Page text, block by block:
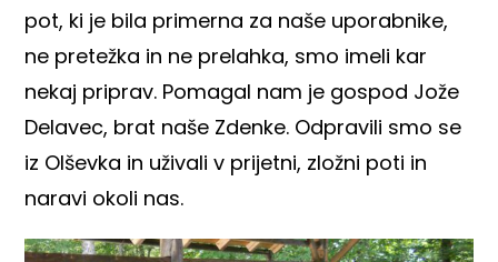
pot, ki je bila primerna za naše uporabnike,
ne pretežka in ne prelahka, smo imeli kar
nekaj priprav. Pomagal nam je gospod Jože
Delavec, brat naše Zdenke. Odpravili smo se
iz Olševka in uživali v prijetni, zložni poti in
naravi okoli nas.